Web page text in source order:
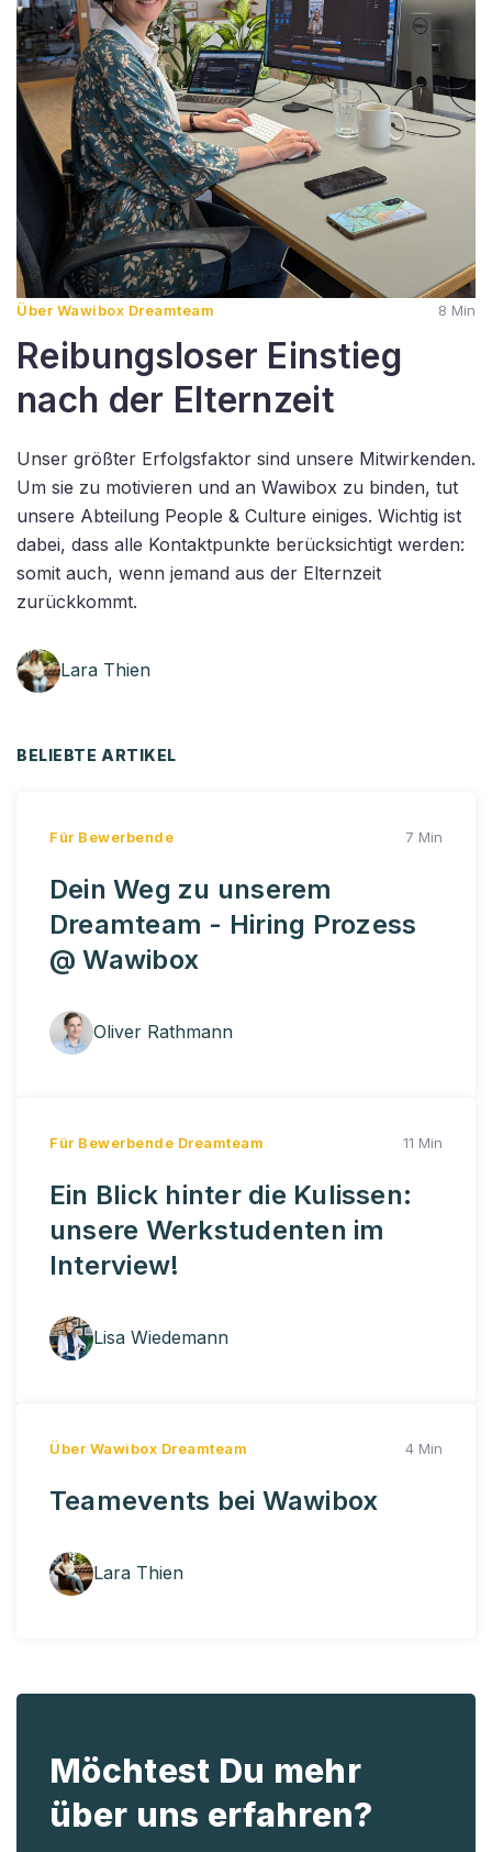
Über Wawibox Dreamteam 8 Min
Reibungsloser Einstieg
nach der Elternzeit
Unser größter Erfolgsfaktor sind unsere Mitwirkenden.
Um sie zu motivieren und an Wawibox zu binden, tut
unsere Abteilung People & Culture einiges. Wichtig ist
dabei, dass alle Kontaktpunkte berücksichtigt werden:
somit auch, wenn jemand aus der Elternzeit
zurückkommt.
Lara Thien
BELIEBTE ARTIKEL
Für Bewerbende 7 Min
Dein Weg zu unserem
Dreamteam - Hiring Prozess
@ Wawibox
Oliver Rathmann
Für Bewerbende Dreamteam 11 Min
Ein Blick hinter die Kulissen:
unsere Werkstudenten im
Interview!
Lisa Wiedemann
Über Wawibox Dreamteam 4 Min
Teamevents bei Wawibox
Lara Thien
Möchtest Du mehr
über uns erfahren?